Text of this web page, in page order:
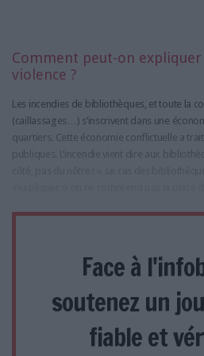
Comment peut-on expliquer
violence ?
Les incendies de bibliothèques, et toute la
(caillassages…) s’inscrivent dans une
quartiers. Cette économie conflictuelle a
publiques. L’incendie vient dire aux
Face à
soutenez un
fiable et